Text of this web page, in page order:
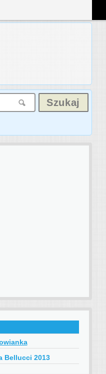
Bellucci 2013